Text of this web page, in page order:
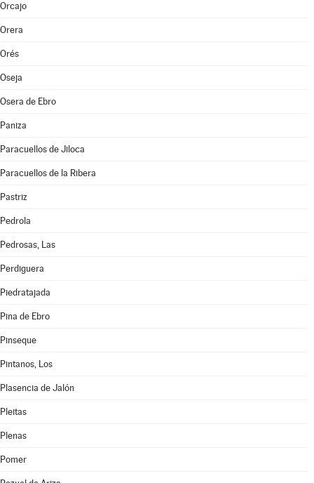
Orcajo
Orera
Orés
Oseja
Osera de Ebro
Paniza
Paracuellos de Jiloca
Paracuellos de la Ribera
Pastriz
Pedrola
Pedrosas, Las
Perdiguera
Piedratajada
Pina de Ebro
Pinseque
Pintanos, Los
Plasencia de Jalón
Pleitas
Plenas
Pomer